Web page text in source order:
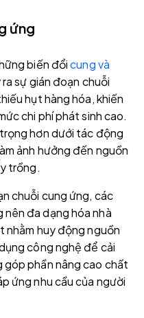
ứng
biến đổicung và
sự gián đoạn chuỗi
hụt hàng hóa, khiến
chi phí phát sinh cao.
hơn dưới tác động
ảnh hưởng đến nguồn
trồng.
chuỗi cung ứng, các
đa dạng hóa nhà
nhằm huy động nguồn
công nghệ để cải
góp phần nâng cao chất
ứng nhu cầu của người